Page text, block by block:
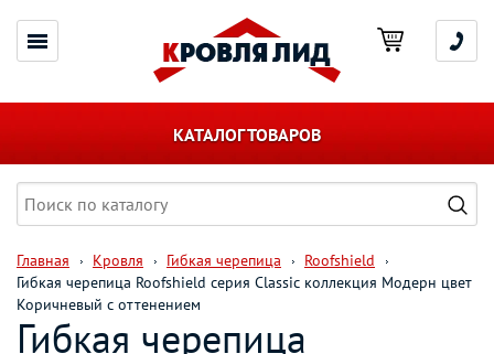
КАТАЛОГ ТОВАРОВ
Главная Кровля Гибкая черепица
Roofshield
Гибкая черепица Roofshield серия Classic коллекция Модерн цвет
Коричневый с оттенением
Гибкая черепица